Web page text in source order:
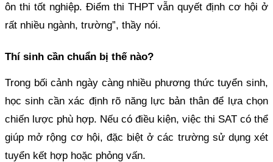
ôn thi tốt nghiệp. Điểm thi THPT vẫn quyết định cơ hội ở
rất nhiều ngành, trường”, thầy nói.
Thí sinh cần chuẩn bị thế nào?
Trong bối cảnh ngày càng nhiều phương thức tuyển sinh,
học sinh cần xác định rõ năng lực bản thân để lựa chọn
chiến lược phù hợp. Nếu có điều kiện, việc thi SAT có thể
giúp mở rộng cơ hội, đặc biệt ở các trường sử dụng xét
tuyển kết hợp hoặc phỏng vấn.